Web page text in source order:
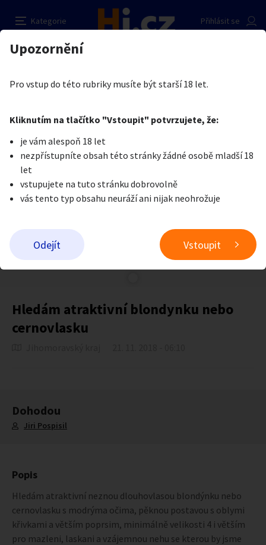
Kategorie
Přihlásit se
Auto-moto
Reality a bydlení Seznamka
Zvířata
Stroje a nářadí PC a elektro Sport a hobby
Sběratelství
Přidat inzerát
Erotika Ostatní a související
Je nám líto, ale tenhle inzerát již není aktuální.
Hledám atraktivní blondynku nebo
cernovlasku
Dohodou
Jiri Pospisil
Popis
Hledám atraktivní neznou dlouhovlasou blondýnku nebo
cernovlasku s modrýma očima, pěknou postavou s oblymi
křivkami a větším poprsim, minimálně velikosti 4 i větším
pro mazleni, laskani a vzájemnou nehu se kterou by jsme
Hledám atraktivní blondynku nebo
cernovlasku
Kupující
Jiri Pospisil
Odeslat zprávu
Nahlásit inzerát
Upozornění
Pro vstup do této rubriky musíte být starší 18 let.
Kliknutím na tlačítko "Vstoupit" potvrzujete, že:
je vám alespoň 18 let
nezpřístupníte obsah této stránky žádné osobě mladší 18
let
vstupujete na tuto stránku dobrovolně
vás tento typ obsahu neuráží ani nijak neohrožuje
Odejít Vstoupit